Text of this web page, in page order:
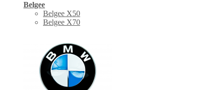
Belgee
Belgee X50
Belgee X70